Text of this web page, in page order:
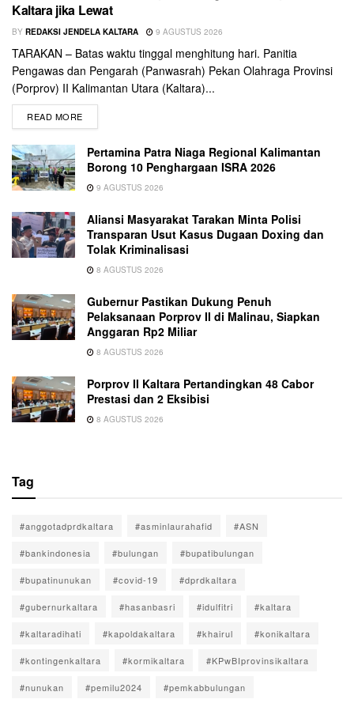
Kaltara jika Lewat
BY REDAKSI JENDELA KALTARA 9 AGUSTUS 2026
TARAKAN – Batas waktu tinggal menghitung hari. Panitia
Pengawas dan Pengarah (Panwasrah) Pekan Olahraga Provinsi
(Porprov) II Kalimantan Utara (Kaltara)...
READ MORE
Pertamina Patra Niaga Regional Kalimantan
Borong 10 Penghargaan ISRA 2026
9 AGUSTUS 2026
Aliansi Masyarakat Tarakan Minta Polisi
Transparan Usut Kasus Dugaan Doxing dan
Tolak Kriminalisasi
8 AGUSTUS 2026
Gubernur Pastikan Dukung Penuh
Pelaksanaan Porprov II di Malinau, Siapkan
Anggaran Rp2 Miliar
8 AGUSTUS 2026
Porprov II Kaltara Pertandingkan 48 Cabor
Prestasi dan 2 Eksibisi
8 AGUSTUS 2026
Tag
#anggotadprdkaltara #asminlaurahafid #ASN
#bankindonesia #bulungan #bupatibulungan
#bupatinunukan #covid-19 #dprdkaltara
#gubernurkaltara #hasanbasri #idulfitri #kaltara
#kaltaradihati #kapoldakaltara #khairul #konikaltara
#kontingenkaltara #kormikaltara #KPwBIprovinsikaltara
#nunukan #pemilu2024 #pemkabbulungan